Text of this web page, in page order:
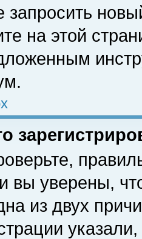
запросить
на этой
вы уверены,
из двух